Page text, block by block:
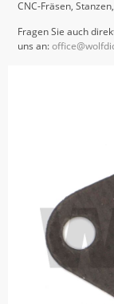
CNC-Fräsen,
Fragen Sie auch
uns an: